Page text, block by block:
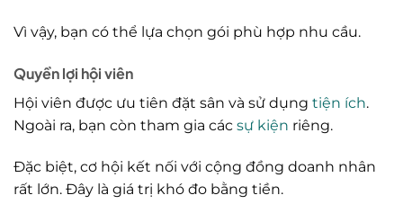
Vì vậy, bạn có thể lựa chọn gói phù hợp nhu cầu.
Quyền lợi hội viên
Hội viên được ưu tiên đặt sân và sử dụng tiện ích.
Ngoài ra, bạn còn tham gia các sự kiện riêng.
Đặc biệt, cơ hội kết nối với cộng đồng doanh nhân
rất lớn. Đây là giá trị khó đo bằng tiền.